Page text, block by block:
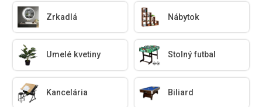
Zrkadlá Nábytok
Umelé kvetiny Stolný futbal
Kancelária Biliard